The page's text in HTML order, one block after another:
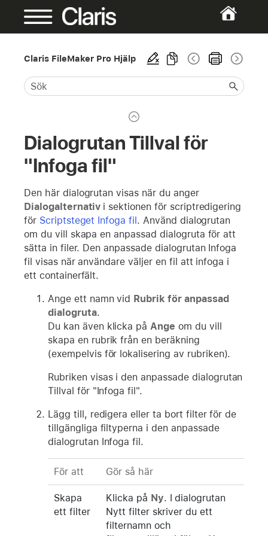
Claris FileMaker Pro Hjälp
Dialogrutan Tillval för
"Infoga fil"
Den här dialogrutan visas när du anger
Dialogalternativ i sektionen för scriptredigering
för Scriptsteget Infoga fil. Använd dialogrutan
om du vill skapa en anpassad dialogruta för att
sätta in filer. Den anpassade dialogrutan Infoga
fil visas när användare väljer en fil att infoga i
ett containerfält.
Ange ett namn vid Rubrik för anpassad
dialogruta.
Du kan även klicka påAnge om du vill
skapa en rubrik från en beräkning
(exempelvis för lokalisering av rubriken).
Rubriken visas i den anpassade dialogrutan
Tillval för "Infoga fil".
Lägg till, redigera eller ta bort filter för de
tillgängliga filtyperna i den anpassade
dialogrutan Infoga fil.
För att Gör så här
Skapa
ett filter
Klicka på Ny. I dialogrutan
Nytt filter skriver du ett
filternamn och